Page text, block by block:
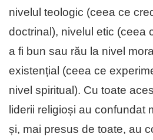
nivelul teologic (ceea ce
doctrinal), nivelul etic (ceea
a fi bun sau rău la nivel
existențial (ceea ce
nivel spiritual). Cu toate
liderii religioși au confundat
și, mai presus de toate, au